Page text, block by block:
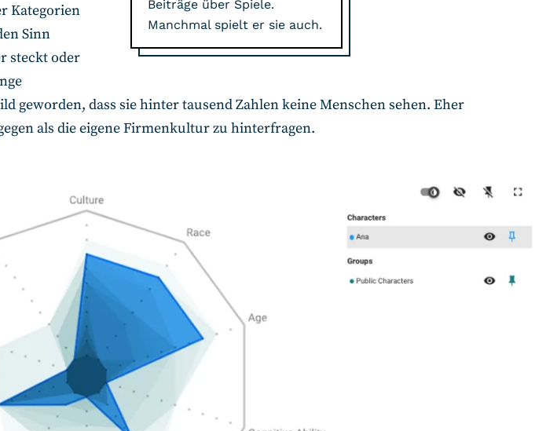
Beiträge über Spiele.
Manchmal spielt er sie auch.
Kategorien
Sinn
steckt oder
geworden, dass sie hinter tausend Zahlen keine Menschen sehen. Eher
als die eigene Firmenkultur zu hinterfragen.